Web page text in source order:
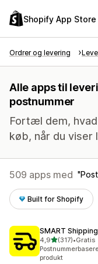
Shopify App Store
Ordrer og levering
Alle apps til
postnummer
Fortæl dem,
køb, når du viser
509 apps med
Built for Shopify
SMART
4,9ud af 5 stjerner
(317)
317 anmeldelser i
•Gratis
produkt